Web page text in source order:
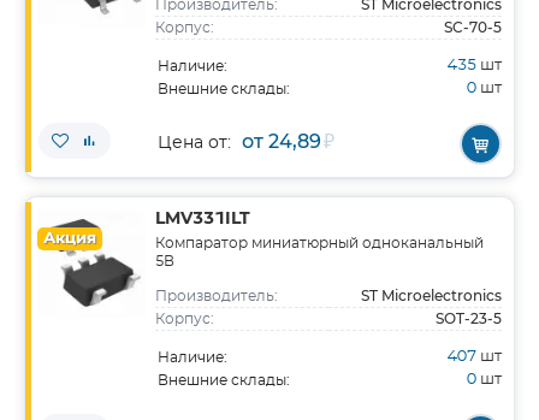
Производитель: ST Microelectronics
Корпус: SC-70-5
Наличие: 435 шт
Внешние склады: 0 шт
Цена от: от 24,89₽
Акция
LMV331ILT
Компаратор миниатюрный одноканальный
5В
Производитель: ST Microelectronics
Корпус: SOT-23-5
Наличие: 407 шт
Внешние склады: 0 шт